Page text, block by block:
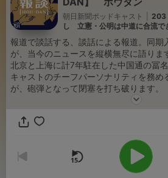
朝日新聞ポッドキャスト
203
し 立憲・公明は中道に合流で
報道で談話する、談話による報道。同期
が、当今のニュースを縦横無尽に語りま
北京と上海に計7年駐在した中国通の冨
キャストのチーフパーソナリティを務め
が、砲弾となって閉塞を打ち破ります。 「報談」discordコミュ
ニティ https://discord.gg/d7sAbSRQvq